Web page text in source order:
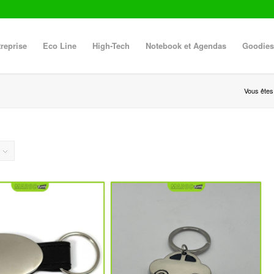
Eco Line High-Tech Notebook et Agendas Goodies
Vous